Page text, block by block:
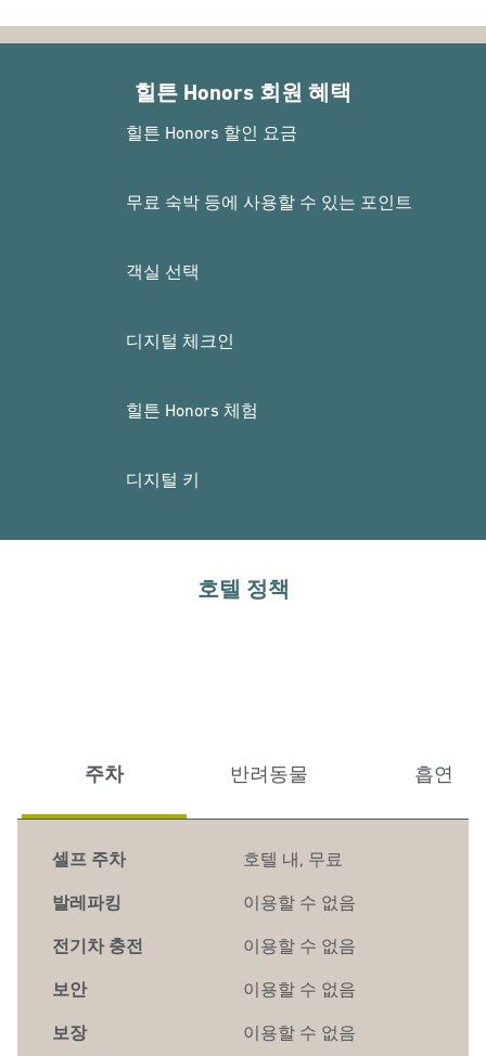
힐튼 Honors 회원 혜택
힐튼 Honors 할인 요금
무료 숙박 등에 사용할 수 있는 포인트
객실 선택
디지털 체크인
힐튼 Honors 체험
디지털 키
호텔 정책
주차 반려동물 흡연
셀프 주차 호텔 내, 무료
발레파킹 이용할 수 없음
전기차 충전 이용할 수 없음
보안 이용할 수 없음
보장 이용할 수 없음